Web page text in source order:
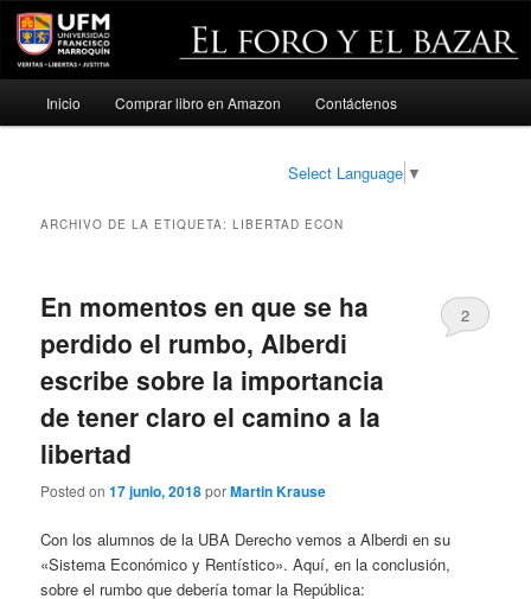
Ir
Ir
Inicio Comprar libro en Amazon Contáctenos
Select Language ▼
ARCHIVO DE LA ETIQUETA:LIBERTAD ECON
En momentos en que se ha
perdido el rumbo, Alberdi
escribe sobre la importancia
de tener claro el camino a la
libertad
Posted on17 junio, 2018porMartin Krause
2
Con los alumnos de la UBA Derecho vemos a Alberdi en su
«Sistema Económico y Rentístico». Aquí, en la conclusión,
sobre el rumbo que debería tomar la República: